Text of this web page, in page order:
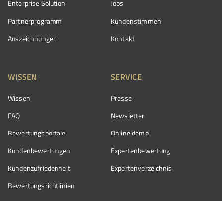
Enterprise Solution
Partnerprogramm
Auszeichnungen
Jobs
Kundenstimmen
Kontakt
WISSEN
Wissen
FAQ
Bewertungsportale
Kundenbewertungen
Kundenzufriedenheit
Bewertungs­richtlinien
SERVICE
Presse
Newsletter
Online demo
Expertenbewertung
Expertenverzeichnis